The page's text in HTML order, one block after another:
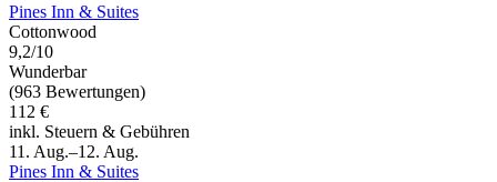
Pines Inn & Suites
Cottonwood
9,2/10
Wunderbar
(963 Bewertungen)
112 €
inkl. Steuern & Gebühren
11. Aug.–12. Aug.
Pines Inn & Suites